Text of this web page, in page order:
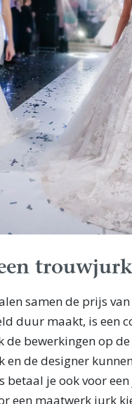
samen de prijs
duur maakt, is een
de bewerkingen op
en de designer
betaal je ook voor
een maatwerk jurk